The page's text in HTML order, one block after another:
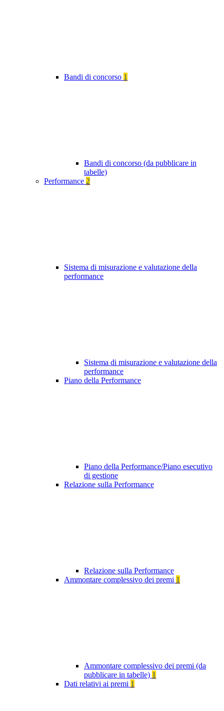
Bandi di concorso 1
Bandi di concorso (da pubblicare in
tabelle)
Performance 2
Sistema di misurazione e valutazione della
performance
Sistema di misurazione e valutazione della
performance
Piano della Performance
Piano della Performance/Piano esecutivo
di gestione
Relazione sulla Performance
Relazione sulla Performance
Ammontare complessivo dei premi 1
Ammontare complessivo dei premi (da
pubblicare in tabelle) 1
Dati relativi ai premi 1